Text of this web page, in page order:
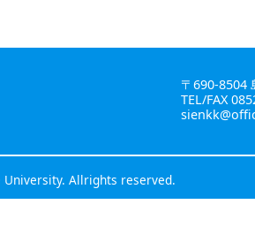
〒690-8504
TEL/FAX
University. Allrights reserved.